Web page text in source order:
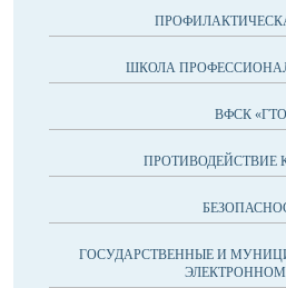
ШКОЛА
ВФСК
ПРОТИВОДЕЙСТВИЕ
ГОСУДАРСТВЕННЫЕ И